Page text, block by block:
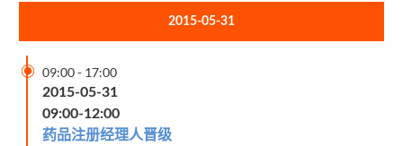
2015-05-31
09:00- 17:00

2015-05-31
09:00-12:00
药品注册经理人晋级